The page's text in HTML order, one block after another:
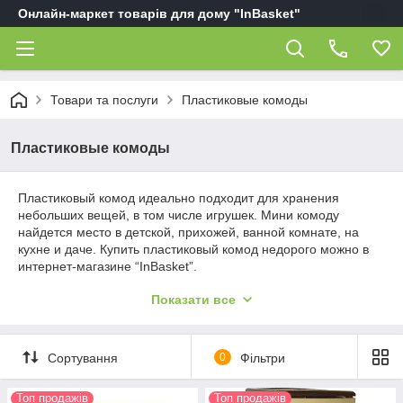
Онлайн-маркет товарів для дому "InBasket"
Товари та послуги Пластиковые комоды
Пластиковые комоды
Пластиковый комод идеально подходит для хранения
небольших вещей, в том числе игрушек. Мини комоду
найдется место в детской, прихожей, ванной комнате, на
кухне и даче. Купить пластиковый комод недорого можно в
интернет-магазине “InBasket”.
чаще комод из пластика на 4 ящика или 5 ящиков можно
и других учреждениях, как и мусорные баки, и мусорные
ведра.
Показати все
Сортування 0 Фільтри
Топ продажів Топ продажів